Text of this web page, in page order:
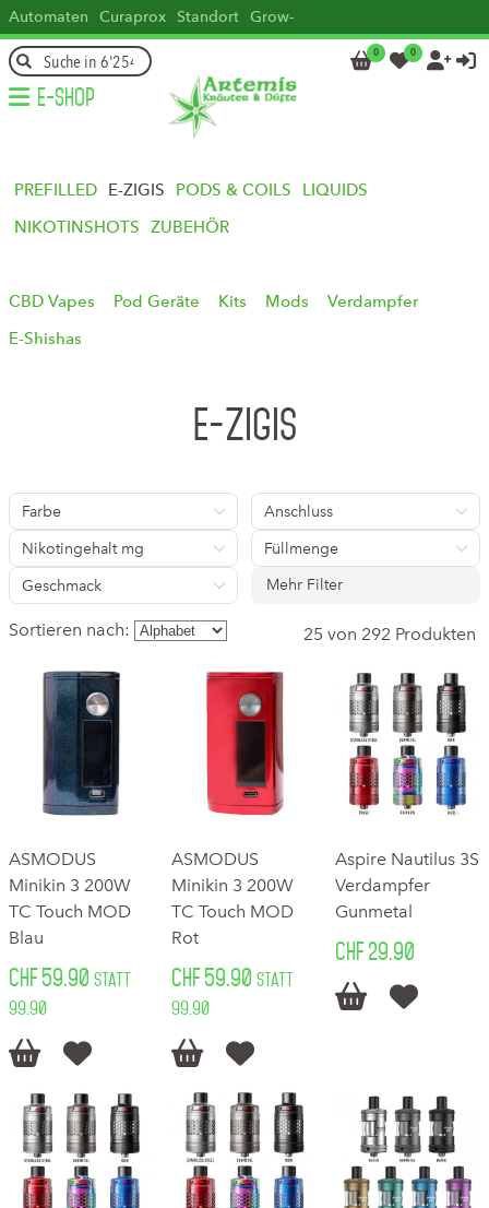
Automaten Curaprox Standort Grow-
how Head Kontakt 0 0  
E-Shop
PREFILLED E-ZIGIS PODS & COILS
LIQUIDS
NIKOTINSHOTS
ZUBEHÖR
CBD Vapes Pod Geräte Kits Mods
Verdampfer
E-Shishas
E-Zigis
Farbe
Anschluss
Nikotingehalt mg
Füllmenge
Geschmack
Mehr Filter
Sortieren nach: 25 von 292 Produkten
ASMODUS
Minikin 3 200W
TC Touch MOD
Blau
CHF 59.90 statt
99.90
 
ASMODUS
Minikin 3 200W
TC Touch MOD
Rot
CHF 59.90statt
99.90
 
Aspire Nautilus 3S
Verdampfer
Gunmetal
CHF 29.90
 